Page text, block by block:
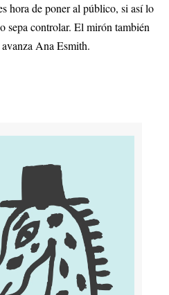
hora de poner al público, si así lo
sepa controlar. El mirón también
Ana Esmith.